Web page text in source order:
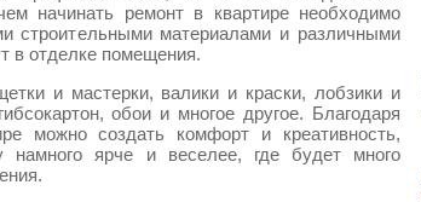
начинать ремонт в квартире необходимо
строительными материалами и различными
в отделке помещения.
и мастерки, валики и краски, лобзики и
обои и многое другое. Благодаря
можно создать комфорт и креативность,
намного ярче и веселее, где будет много